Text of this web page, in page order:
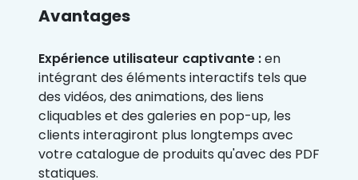
Avantages
Expérience utilisateur captivante :en
intégrant des éléments interactifs tels que
des vidéos, des animations, des liens
cliquables et des galeries en pop-up, les
clients interagiront plus longtemps avec
votre catalogue de produits qu'avec des PDF
statiques.